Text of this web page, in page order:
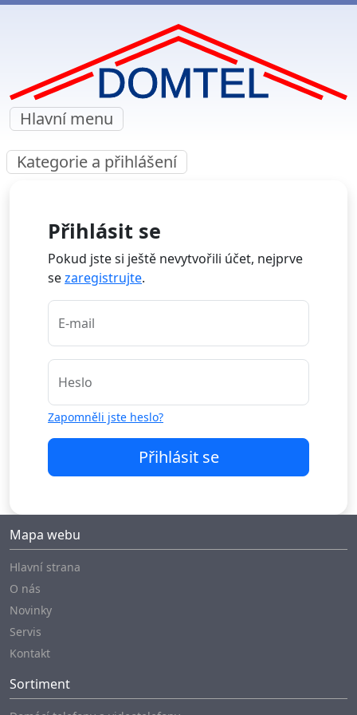
Hlavní menu
Kategorie a přihlášení
Přihlásit se
Pokud jste si ještě nevytvořili účet, nejprve
sezaregistrujte.
E-mail
Heslo
Zapomněli jste heslo?
Přihlásit se
Mapa webu
Hlavní strana
O nás
Novinky
Servis
Kontakt
Sortiment